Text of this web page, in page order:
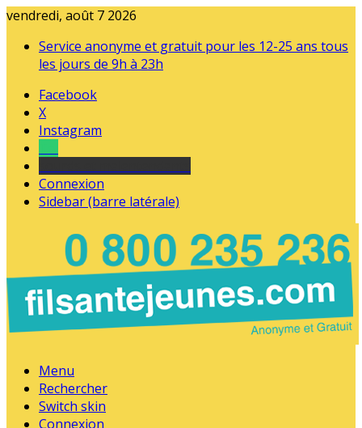
vendredi, août 7 2026
Service anonyme et gratuit pour les 12-25 ans tous
les jours de 9h à 23h
Facebook
X
Instagram
Connexion
Sidebar (barre latérale)
Menu
Rechercher
Switch skin
Connexion